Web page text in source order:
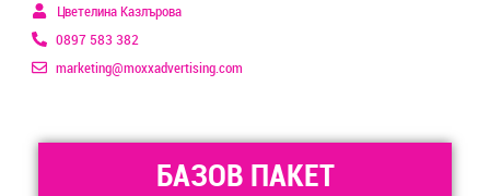
Цветелина Казлърова
0897 583 382
marketing@moxxadvertising.com
БАЗОВ ПАКЕТ